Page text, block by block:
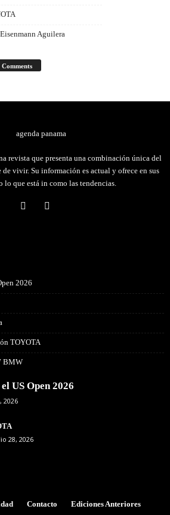
Aguilera
Comments
revista que presenta una combinación única del
vivir. Su información es actual y ofrece en sus
lo que está in como las tendencias.
2026
TOYOTA
BMW
US Open 2026
2026
28, 2026
Contacto Ediciones Anteriores